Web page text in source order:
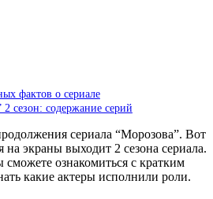
фактов о сериале
сезон: содержание серий
сериала “Морозова”. Вот
экраны выходит 2 сезона сериала.
сможете ознакомиться с кратким
какие актеры исполнили роли.